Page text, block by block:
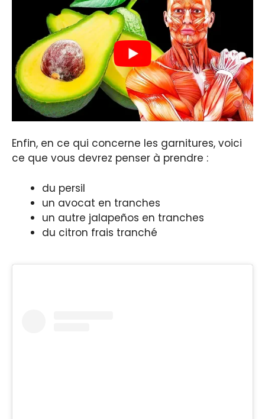
Enfin, en ce qui concerne les garnitures, voici
ce que vous devrez penser à prendre :
du persil
un avocat en tranches
un autre jalapeños en tranches
du citron frais tranché